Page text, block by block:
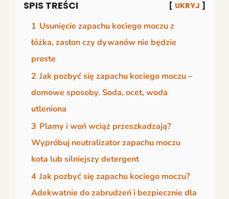
SPIS TREŚCI UKRYJ
1 Usunięcie zapachu kociego moczu z
łóżka, zasłon czy dywanów nie będzie
proste
2 Jak pozbyć się zapachu kociego moczu –
domowe sposoby. Soda, ocet, woda
utleniona
3 Plamy i woń wciąż przeszkadzają?
Wypróbuj neutralizator zapachu moczu
kota lub silniejszy detergent
4 Jak pozbyć się zapachu kociego moczu?
Adekwatnie do zabrudzeń i bezpiecznie dla